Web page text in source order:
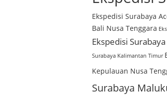
Ekspedisi Surabaya
Bali Nusa Tenggara
Ekspedisi
Surabaya Kalimantan Timur
Kepulauan Nusa
Surabaya